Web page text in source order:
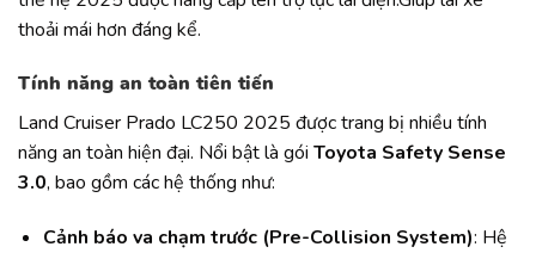
thoải mái hơn đáng kể.
Tính năng an toàn tiên tiến
Land Cruiser Prado LC250 2025 được trang bị nhiều tính
năng an toàn hiện đại. Nổi bật là gói Toyota Safety Sense
3.0, bao gồm các hệ thống như:
Cảnh báo va chạm trước (Pre-Collision System): Hệ